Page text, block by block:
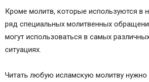
Кроме молитв, которые используются в
ряд специальных молитвенных
могут использоваться в самых
ситуациях.
Читать любую исламскую молитву нужно